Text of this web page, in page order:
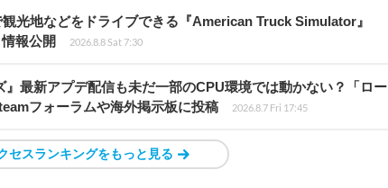
光地などをドライブできる『American Truck Simulator』
報公開
2026.8.8 Sat 7:30
』最新アプデ配信も未だ一部のCPU環境では動かない？「ロー
フォーラムや海外掲示板に投稿
2026.8.7 Fri 17:45
セスランキングをもっと見る